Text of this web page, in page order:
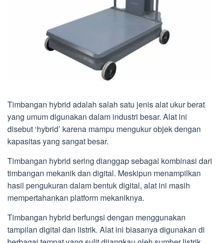
Timbangan hybrid adalah salah satu jenis alat ukur berat
yang umum digunakan dalam industri besar. Alat ini
disebut ‘hybrid’ karena mampu mengukur objek dengan
kapasitas yang sangat besar.
Timbangan hybrid sering dianggap sebagai kombinasi dari
timbangan mekanik dan digital. Meskipun menampilkan
hasil pengukuran dalam bentuk digital, alat ini masih
mempertahankan platform mekaniknya.
Timbangan hybrid berfungsi dengan menggunakan
tampilan digital dan listrik. Alat ini biasanya digunakan di